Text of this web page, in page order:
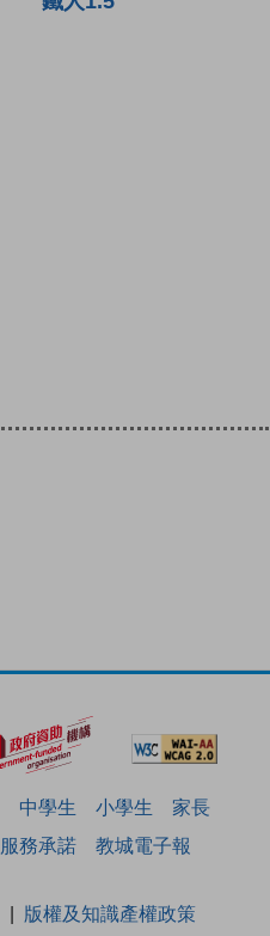
中學生 小學生
家長
服務承諾 教城電子報
版權及知識產權政策